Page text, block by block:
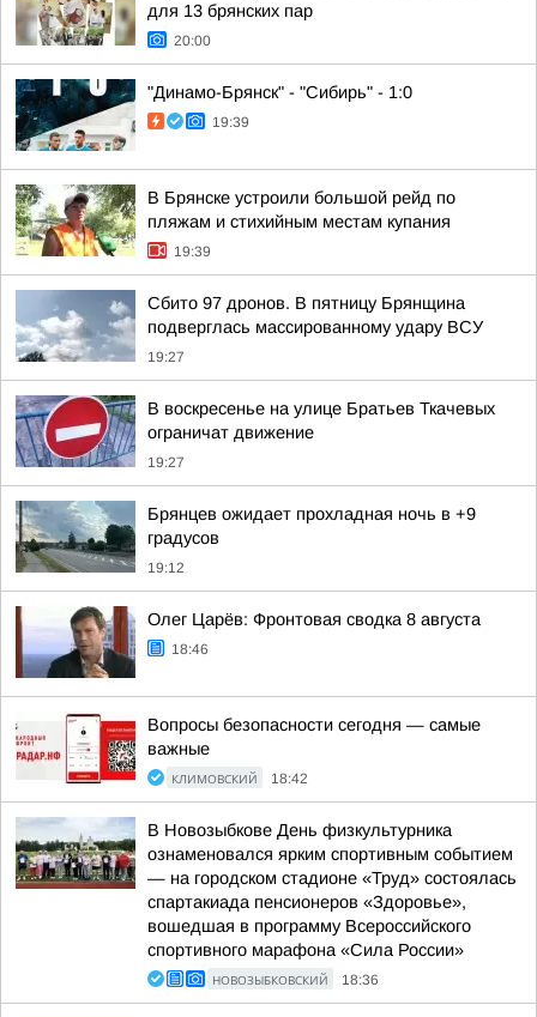
для 13 брянских пар
20:00
"Динамо-Брянск" - "Сибирь" - 1:0
19:39
В Брянске устроили большой рейд по
пляжам и стихийным местам купания
19:39
Сбито 97 дронов. В пятницу Брянщина
подверглась массированному удару ВСУ
19:27
В воскресенье на улице Братьев Ткачевых
ограничат движение
19:27
Брянцев ожидает прохладная ночь в +9
градусов
19:12
Олег Царёв: Фронтовая сводка 8 августа
18:46
Вопросы безопасности сегодня — самые
важные
КЛИМОВСКИЙ 18:42
В Новозыбкове День физкультурника
ознаменовался ярким спортивным событием
— на городском стадионе «Труд» состоялась
спартакиада пенсионеров «Здоровье»,
вошедшая в программу Всероссийского
спортивного марафона «Сила России»
НОВОЗЫБКОВСКИЙ 18:36